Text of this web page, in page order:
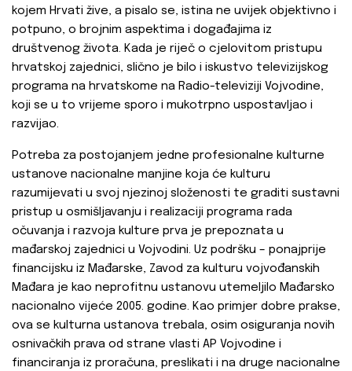
kojem Hrvati žive, a pisalo se, istina ne uvijek objektivno i
potpuno, o brojnim aspektima i događajima iz
društvenog života. Kada je riječ o cjelovitom pristupu
hrvatskoj zajednici, slično je bilo i iskustvo televizijskog
programa na hrvatskome na Radio-televiziji Vojvodine,
koji se u to vrijeme sporo i mukotrpno uspostavljao i
razvijao.
Potreba za postojanjem jedne profesionalne kulturne
ustanove nacionalne manjine koja će kulturu
razumijevati u svoj njezinoj složenosti te graditi sustavni
pristup u osmišljavanju i realizaciji programa rada
očuvanja i razvoja kulture prva je prepoznata u
mađarskoj zajednici u Vojvodini. Uz podršku – ponajprije
financijsku iz Mađarske, Zavod za kulturu vojvođanskih
Mađara je kao neprofitnu ustanovu utemeljilo Mađarsko
nacionalno vijeće 2005. godine. Kao primjer dobre prakse,
ova se kulturna ustanova trebala, osim osiguranja novih
osnivačkih prava od strane vlasti AP Vojvodine i
financiranja iz proračuna, preslikati i na druge nacionalne